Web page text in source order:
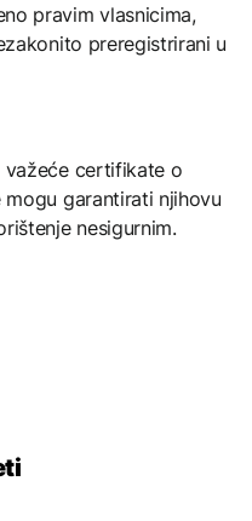
pravim vlasnicima,
preregistrirani u
važeće certifikate o
garantirati njihovu
nesigurnim.